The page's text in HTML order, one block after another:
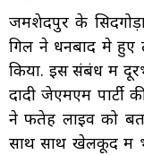
जमशेदपुर के
गिल ने धनबाद मे हुए
किया. इस संबंध में
दादी जेएमएम पार्टी
ने फतेह लाइव को
साथ साथ खेलकूद में